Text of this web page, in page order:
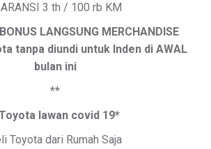
3 th / 100 rb KM
LANGSUNG MERCHANDISE
tanpa diundi untuk Inden di AWAL
bulan ini
**
lawan covid 19*
Toyota dari Rumah Saja